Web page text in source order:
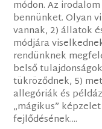
módon. Az
bennünket. Olyan
vannak, 2) állatok
módjára
rendünknek
belső
tükröződnek, 5)
allegóriák és
„mágikus”
fejlődésének....